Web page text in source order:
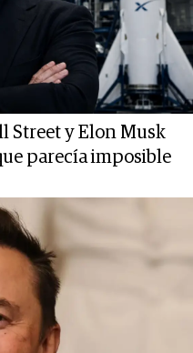
Street y Elon Musk
parecía imposible